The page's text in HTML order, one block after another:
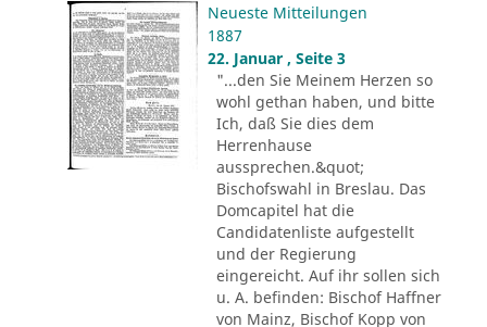
Neueste Mitteilungen
1887
22. Januar , Seite 3
"...den Sie Meinem Herzen so
wohl gethan haben, und bitte
Ich, daß Sie dies dem
Herrenhause
aussprechen.&quot;
Bischofswahl in Breslau. Das
Domcapitel hat die
Candidatenliste aufgestellt
und der Regierung
eingereicht. Auf ihr sollen sich
u. A. befinden: Bischof Haffner
von Mainz, Bischof Kopp von